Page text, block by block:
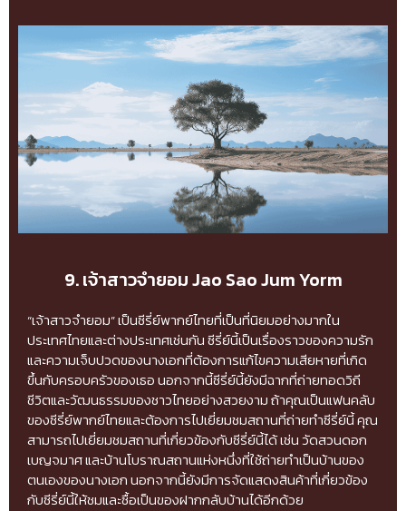
9. เจ้าสาวจำยอม Jao Sao Jum Yorm
“เจ้าสาวจำยอม” เป็นซีรี่ย์พากย์ไทยที่เป็นที่นิยมอย่างมากใน
ประเทศไทยและต่างประเทศเช่นกัน ซีรี่ย์นี้เป็นเรื่องราวของความรัก
และความเจ็บปวดของนางเอกที่ต้องการแก้ไขความเสียหายที่เกิด
ขึ้นกับครอบครัวของเธอ นอกจากนี้ซีรี่ย์นี้ยังมีฉากที่ถ่ายทอดวิถี
ชีวิตและวัฒนธรรมของชาวไทยอย่างสวยงาม ถ้าคุณเป็นแฟนคลับ
ของซีรี่ย์พากย์ไทยและต้องการไปเยี่ยมชมสถานที่ถ่ายทำซีรี่ย์นี้ คุณ
สามารถไปเยี่ยมชมสถานที่เกี่ยวข้องกับซีรี่ย์นี้ได้ เช่น วัดสวนดอก
เบญจมาศ และบ้านโบราณสถานแห่งหนึ่งที่ใช้ถ่ายทำเป็นบ้านของ
ตนเองของนางเอก นอกจากนี้ยังมีการจัดแสดงสินค้าที่เกี่ยวข้อง
กับซีรี่ย์นี้ให้ชมและซื้อเป็นของฝากกลับบ้านได้อีกด้วย